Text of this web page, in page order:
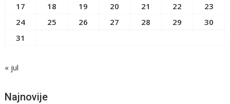
17
18 19 20 21 22
23
24
25 26 27 28 29
30
31
« jul
Najnovije